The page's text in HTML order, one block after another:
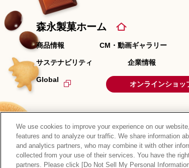
森永製菓ホーム
商品情報 CM・動画ギャラリー
サステナビリティ 企業情報
Global
オンラインショッ
サイトマップ RSSの配信について プラ
We use cookies to improve your experience on our
features and to analyze our traffic. We share information
and analytics partners, who may combine it with other
collected from your use of their services. You have the
partners. Please click [Do Not Sell My Personal